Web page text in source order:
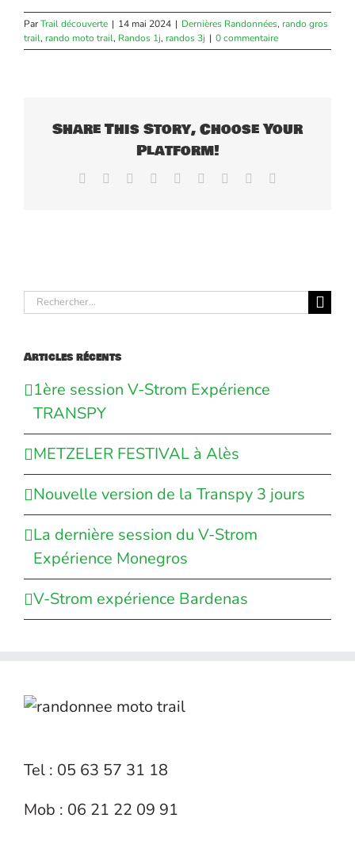
ParTrail découverte | 14 mai 2024 | Dernières Randonnées, rando gros
trail, rando moto trail, Randos 1j, randos 3j | 0 commentaire
Share This Story, Choose Your
Platform!
Facebook Reddit LinkedInWhatsApp
TumblrPinterest
Rechercher:
Articles récents
1ère session V-Strom Expérience
TRANSPY
METZELER FESTIVAL à Alès
Nouvelle version de la Transpy 3 jours
La dernière session du V-Strom
Expérience Monegros
V-Strom expérience Bardenas
Tel : 05 63 57 31 18
Mob : 06 21 22 09 91